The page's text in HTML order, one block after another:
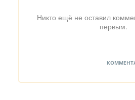
Никто ещё не оставил
первым.